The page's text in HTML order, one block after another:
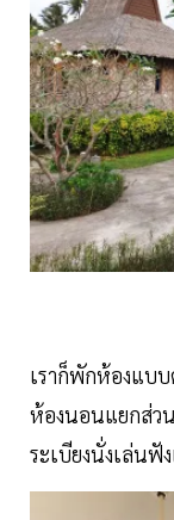
เราก็พักห้องแบ
ห้องนอนแยกส่
ระเบียงนั่งเล่นฟั